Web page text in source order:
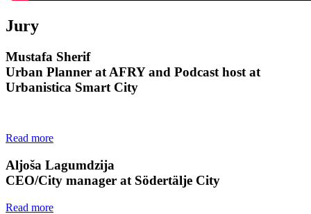
Jury
Mustafa Sherif
Urban Planner at AFRY and Podcast host at
Urbanistica Smart City
Read more
Aljoša Lagumdzija
CEO/City manager at Södertälje City
Read more